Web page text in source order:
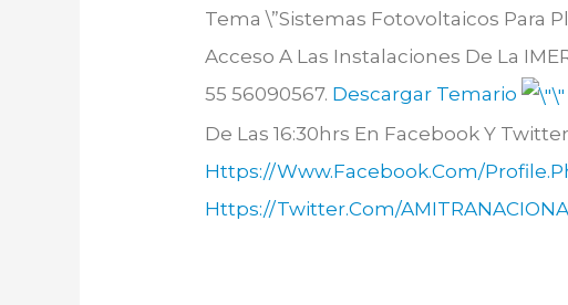
Tema \”Sistemas Fotovoltaicos Para
Acceso A Las Instalaciones De La
55 56090567. Descargar Temario
De Las 16:30hrs En Facebook Y
Https://www.facebook.com/
Https://twitter.com/